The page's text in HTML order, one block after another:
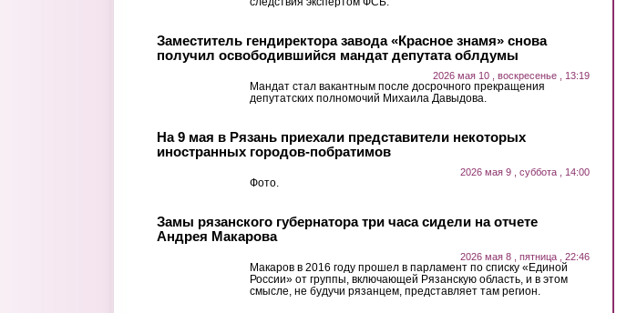
Заместитель гендиректора завода «Красное знамя» снова
получил освободившийся мандат депутата облдумы
2026 мая 10 , воскресенье , 13:19
Мандат стал вакантным после досрочного прекращения
депутатских полномочий Михаила Давыдова.
На 9 мая в Рязань приехали представители некоторых
иностранных городов-побратимов
2026 мая 9 , суббота , 14:00
Фото.
Замы рязанского губернатора три часа сидели на отчете
Андрея Макарова
2026 мая 8 , пятница , 22:46
Макаров в 2016 году прошел в парламент по списку «Единой
России» от группы, включающей Рязанскую область, и в этом
смысле, не будучи рязанцем, представляет там регион.